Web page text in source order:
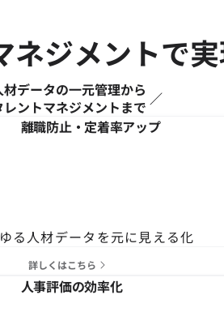
ジメントで
材データの一元管理から
レントマネジメントまで
離職防止・定着率アップ
る人材データを元に見える化
詳しくはこちら
人事評価の効率化